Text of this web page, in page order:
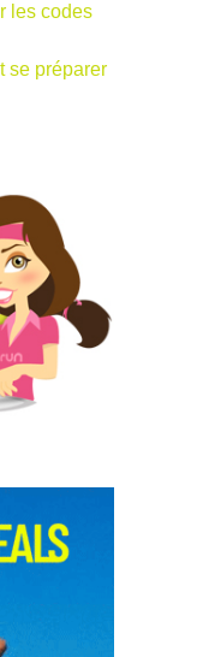
les codes
se préparer